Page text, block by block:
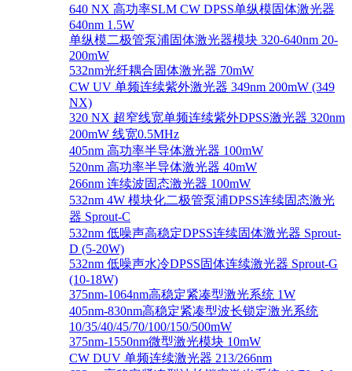
640 NX 高功率SLM CW DPSS单纵模固体激光器
640nm 1.5W
单纵模二极管泵浦固体激光器模块 320-640nm 20-
200mW
532nm光纤耦合固体激光器 70mW
CW UV 单频连续紫外激光器 349nm 200mW (349
NX)
320 NX 超窄线宽单频连续紫外DPSS激光器 320nm
200mW 线宽0.5MHz
405nm 高功率半导体激光器 100mW
520nm 高功率半导体激光器 40mW
266nm 连续波固态激光器 100mW
532nm 4W 模块化二极管泵浦DPSS连续固态激光
器 Sprout-C
532nm 低噪声高稳定DPSS连续固体激光器 Sprout-
D (5-20W)
532nm 低噪声水冷DPSS固体连续激光器 Sprout-G
(10-18W)
375nm-1064nm高稳定紧凑型激光系统 1W
405nm-830nm高稳定紧凑型波长锁定激光系统
10/35/40/45/70/100/150/500mW
375nm-1550nm微型激光模块 10mW
CW DUV 单频连续激光器 213/266nm